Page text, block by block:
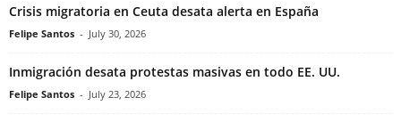
Crisis migratoria en Ceuta desata alerta en España
Felipe Santos - July 30, 2026
Inmigración desata protestas masivas en todo EE. UU.
Felipe Santos - July 23, 2026